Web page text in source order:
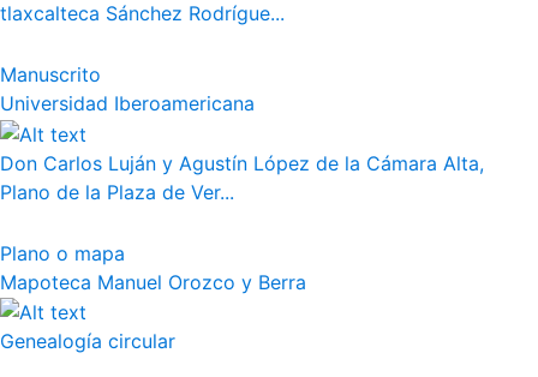
tlaxcalteca Sánchez Rodrígue...
Manuscrito
Universidad Iberoamericana
Don Carlos Luján y Agustín López de la Cámara Alta,
Plano de la Plaza de Ver...
Plano o mapa
Mapoteca Manuel Orozco y Berra
Genealogía circular